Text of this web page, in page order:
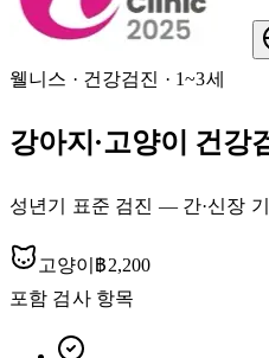
웰니스 · 건강검진 · 1~3세
강아지·고양이 건강
성년기 표준 검진 — 간·신장
고양이 ฿2,200
포함 검사 항목